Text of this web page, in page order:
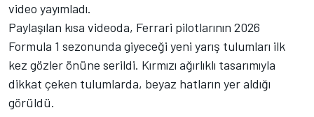
video yayımladı.
Paylaşılan kısa videoda, Ferrari pilotlarının 2026
Formula 1 sezonunda giyeceği yeni yarış tulumları ilk
kez gözler önüne serildi. Kırmızı ağırlıklı tasarımıyla
dikkat çeken tulumlarda, beyaz hatların yer aldığı
görüldü.